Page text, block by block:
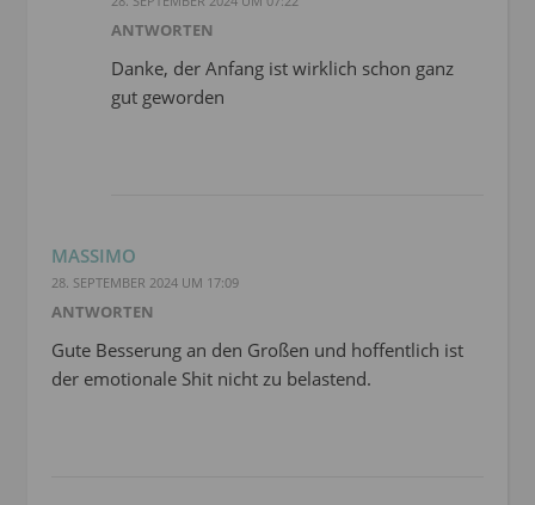
ANTWORTEN
Danke, der Anfang ist wirklich schon ganz
gut geworden
MASSIMO
28. SEPTEMBER 2024 UM 17:09
ANTWORTEN
Gute Besserung an den Großen und hoffentlich ist
der emotionale Shit nicht zu belastend.